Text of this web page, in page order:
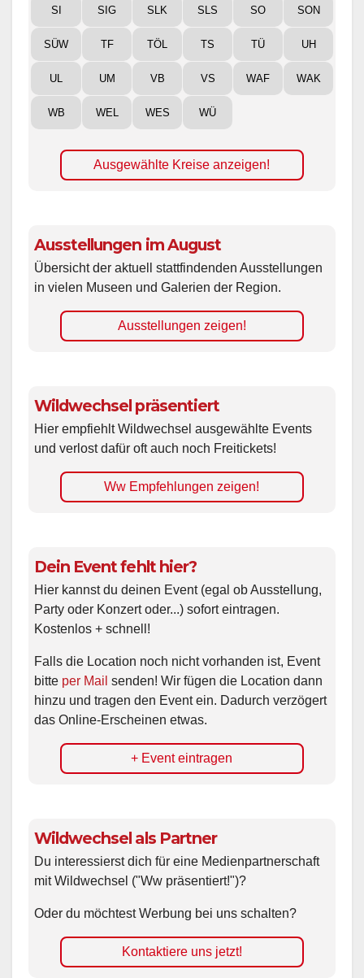
SI SIG SLK SLS SO SON
SÜW TF TÖL TS TÜ UH
UL UM VB VS WAF WAK
WB WEL WES WÜ
Ausgewählte Kreise anzeigen!
Ausstellungen im August
Übersicht der aktuell stattfindenden Ausstellungen
in vielen Museen und Galerien der Region.
Ausstellungen zeigen!
Wildwechsel präsentiert
Hier empfiehlt Wildwechsel ausgewählte Events
und verlost dafür oft auch noch Freitickets!
Ww Empfehlungen zeigen!
Dein Event fehlt hier?
Hier kannst du deinen Event (egal ob Ausstellung,
Party oder Konzert oder...) sofort eintragen.
Kostenlos + schnell!
Falls die Location noch nicht vorhanden ist, Event
bitte per Mail senden! Wir fügen die Location dann
hinzu und tragen den Event ein. Dadurch verzögert
das Online-Erscheinen etwas.
+ Event eintragen
Wildwechsel als Partner
Du interessierst dich für eine Medienpartnerschaft
mit Wildwechsel ("Ww präsentiert!")?
Oder du möchtest Werbung bei uns schalten?
Kontaktiere uns jetzt!